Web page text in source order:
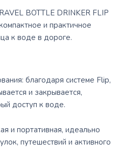
BOTTLE DRINKER FLIP
и практичное
к воде в дороге.
благодаря системе Flip,
и закрывается,
доступ к воде.
и портативная, идеально
путешествий и активного